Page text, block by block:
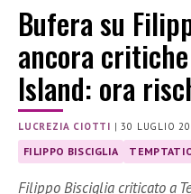
Bufera su
ancora
Island: ora
LUCREZIA CIOTTI |30 LUGLIO
FILIPPO BISCIGLIA
Filippo Bisciglia criticato a